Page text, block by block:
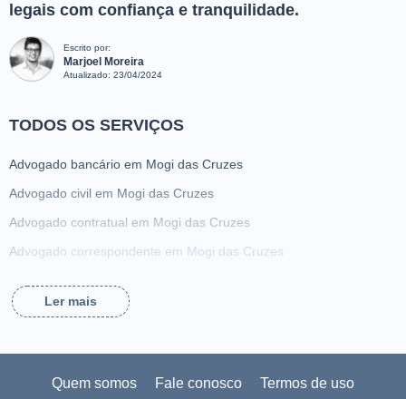
legais com confiança e tranquilidade.
Escrito por:
Marjoel Moreira
Atualizado: 23/04/2024
TODOS OS SERVIÇOS
Advogado bancário em Mogi das Cruzes
Advogado civil em Mogi das Cruzes
Advogado contratual em Mogi das Cruzes
Advogado correspondente em Mogi das Cruzes
Advogado da família em Mogi das Cruzes
Ler mais
Quem somos Fale conosco Termos de uso